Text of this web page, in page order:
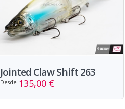
Jointed Claw Shift 263
Desde 135,00 €